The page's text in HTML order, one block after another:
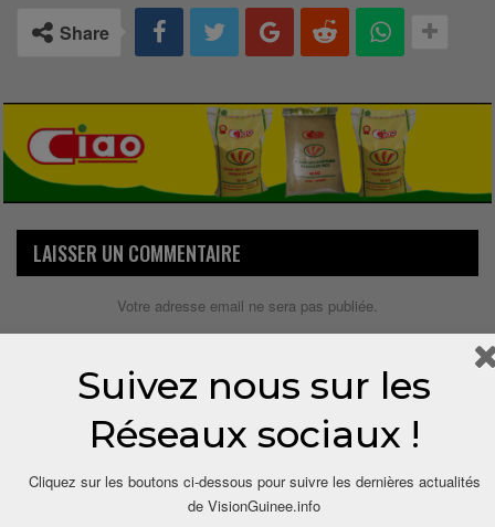
Share
LAISSER UN COMMENTAIRE
Votre adresse email ne sera pas publiée.
Suivez nous sur les
Réseaux sociaux !
Cliquez sur les boutons ci-dessous pour suivre les dernières actualités
de VisionGuinee.info